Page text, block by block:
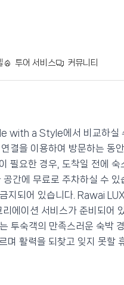
투어 서비스 커뮤니티
a Style에서 비교하실
결을 이용하여 방문하는 동
필요한 경우, 도착일 전에
간에 무료로 주차하실 수 있
금지되어 있습니다. Rawai
에이션 서비스가 준비되어
숙객의 만족스러운 숙박 경
며 활력을 되찾고 잊지 못할